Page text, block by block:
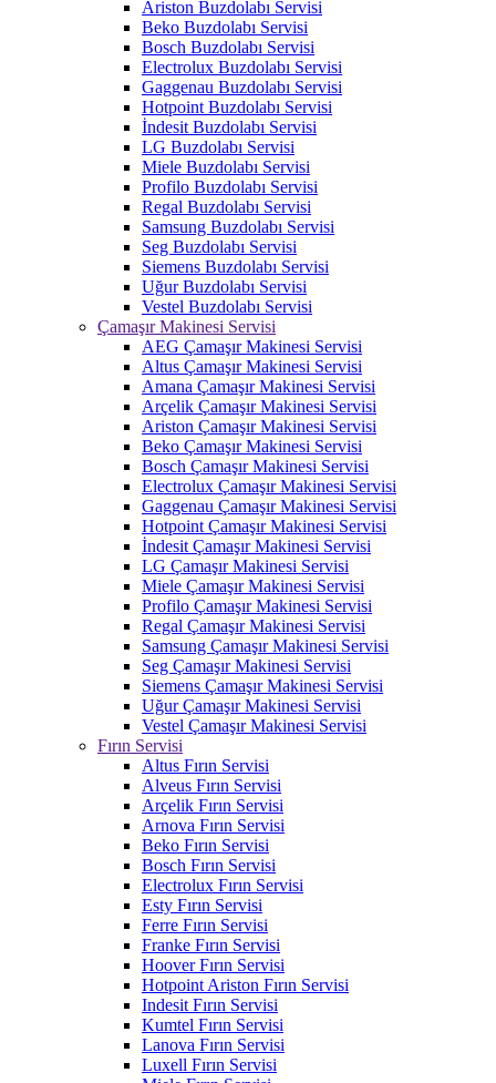
Ariston Buzdolabı Servisi
Beko Buzdolabı Servisi
Bosch Buzdolabı Servisi
Electrolux Buzdolabı Servisi
Gaggenau Buzdolabı Servisi
Hotpoint Buzdolabı Servisi
İndesit Buzdolabı Servisi
LG Buzdolabı Servisi
Miele Buzdolabı Servisi
Profilo Buzdolabı Servisi
Regal Buzdolabı Servisi
Samsung Buzdolabı Servisi
Seg Buzdolabı Servisi
Siemens Buzdolabı Servisi
Uğur Buzdolabı Servisi
Vestel Buzdolabı Servisi
Çamaşır Makinesi Servisi
AEG Çamaşır Makinesi Servisi
Altus Çamaşır Makinesi Servisi
Amana Çamaşır Makinesi Servisi
Arçelik Çamaşır Makinesi Servisi
Ariston Çamaşır Makinesi Servisi
Beko Çamaşır Makinesi Servisi
Bosch Çamaşır Makinesi Servisi
Electrolux Çamaşır Makinesi Servisi
Gaggenau Çamaşır Makinesi Servisi
Hotpoint Çamaşır Makinesi Servisi
İndesit Çamaşır Makinesi Servisi
LG Çamaşır Makinesi Servisi
Miele Çamaşır Makinesi Servisi
Profilo Çamaşır Makinesi Servisi
Regal Çamaşır Makinesi Servisi
Samsung Çamaşır Makinesi Servisi
Seg Çamaşır Makinesi Servisi
Siemens Çamaşır Makinesi Servisi
Uğur Çamaşır Makinesi Servisi
Vestel Çamaşır Makinesi Servisi
Fırın Servisi
Altus Fırın Servisi
Alveus Fırın Servisi
Arçelik Fırın Servisi
Arnova Fırın Servisi
Beko Fırın Servisi
Bosch Fırın Servisi
Electrolux Fırın Servisi
Esty Fırın Servisi
Ferre Fırın Servisi
Franke Fırın Servisi
Hoover Fırın Servisi
Hotpoint Ariston Fırın Servisi
Indesit Fırın Servisi
Kumtel Fırın Servisi
Lanova Fırın Servisi
Luxell Fırın Servisi